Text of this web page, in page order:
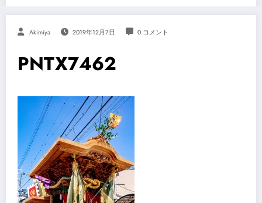
Akimiya 2019年12月7日 0 コメント
PNTX7462